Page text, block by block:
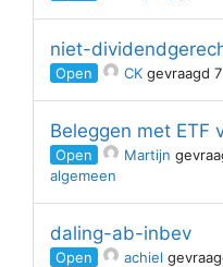
niet-
Open CK gevraagd
Beleggen met ETF
Open Martijn
algemeen
daling-ab-inbev
Open achiel